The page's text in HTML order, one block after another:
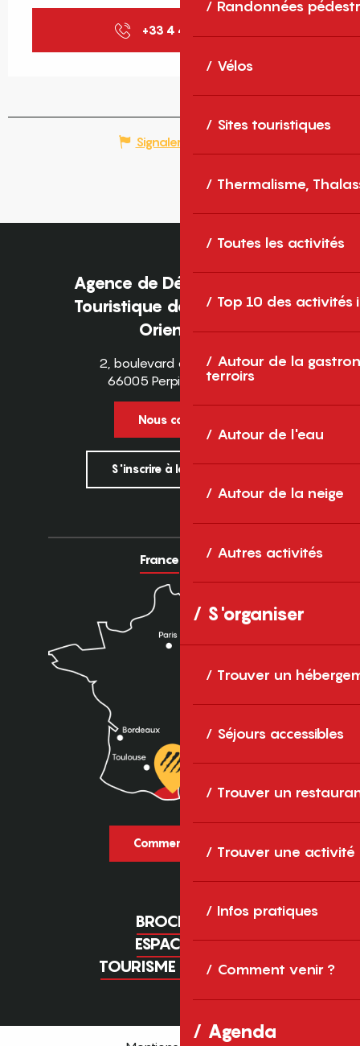
Randonnées
Vélos
Sites touristiques
Thermalisme,
Toutes les activités
Top 10 des activités
Autour de la
terroirs
Autour de l'eau
Autour de la neige
Autres activités
S'organiser
Trouver un
Séjours accessibles
Trouver un
Trouver une activité
Infos pratiques
Comment venir ?
Agenda
+33 4 48 98 00
Signaler une erreur
Agence de Développement
Touristique des Pyrénées-
Orientales
2, boulevard des Pyrénées
66005 Perpignan Cedex
Nous contacter
S'inscrire à la newsletter
France Europe
Comment venir ?
BROCHURES
ESPACE PRO
TOURISME D'AFFAIRES